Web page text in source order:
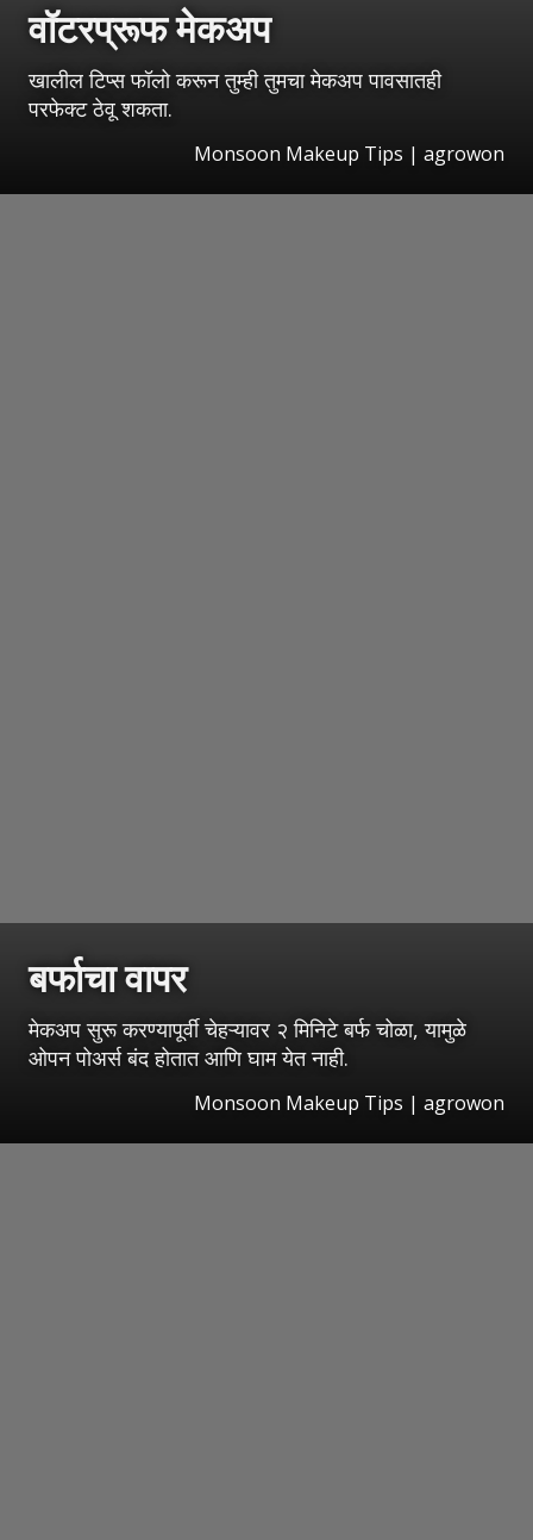
वॉटरप्रूफ मेकअप
खालील टिप्स फॉलो करून तुम्ही तुमचा मेकअप पावसातही
परफेक्ट ठेवू शकता.
Monsoon Makeup Tips | agrowon
बर्फाचा वापर
मेकअप सुरू करण्यापूर्वी चेहऱ्यावर २ मिनिटे बर्फ चोळा, यामुळे
ओपन पोअर्स बंद होतात आणि घाम येत नाही.
Monsoon Makeup Tips | agrowon